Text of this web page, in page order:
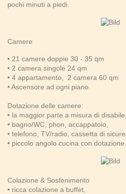
pochi minuti a piedi.
Camere
• 21 camere doppie 30 - 35 qm
• 2 camera singole 24 qm
• 4 appartamento, 2 camera 60 qm
• Ascensore ad ogni piano
Dotazione delle camere:
• la maggior parte a misura di
• bagno/WC, phon, accappatoio,
• telefono, TV/radio, cassetta di
• piccolo angolo cucina con
Colazione & Sostenimento
• ricca colazione a buffet,